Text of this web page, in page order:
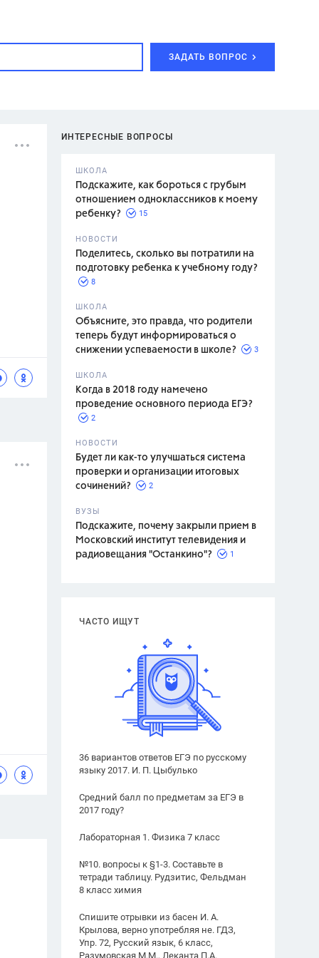
ЗАДАТЬ ВОПРОС
ИНТЕРЕСНЫЕ ВОПРОСЫ
ШКОЛА
Подскажите, как бороться с грубым
отношением одноклассников к моему
ребенку?
15
НОВОСТИ
Поделитесь, сколько вы потратили на
подготовку ребенка к учебному году?
8
ШКОЛА
Объясните, это правда, что родители
теперь будут информироваться о
снижении успеваемости в школе?
3
ШКОЛА
Когда в 2018 году намечено
проведение основного периода ЕГЭ?
2
НОВОСТИ
Будет ли как-то улучшаться система
проверки и организации итоговых
сочинений?
2
ВУЗЫ
Подскажите, почему закрыли прием в
Московский институт телевидения и
радиовещания "Останкино"?
1
ЧАСТО ИЩУТ
36 вариантов ответов ЕГЭ по русскому
языку 2017. И. П. Цыбулько
Средний балл по предметам за ЕГЭ в
2017 году?
Лабораторная 1. Физика 7 класс
№10. вопросы к §1-3. Составьте в
тетради таблицу. Рудзитис, Фельдман
8 класс химия
Спишите отрывки из басен И. А.
Крылова, верно употребляя не. ГДЗ,
Упр. 72, Русский язык, 6 класс,
Разумовская М.М., Леканта П.А.